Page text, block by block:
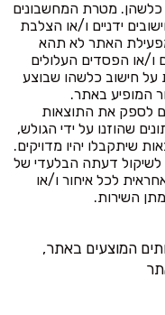
כלשהן. מטרת המחשבונים
ידניים ו/או הצלבת
האתר לא תהא
ו/או הפסדים העלולים
חישוב כלשהו שבוצע
המופיע באתר.
לספק את התוצאות
שהוזנו על ידי הגולש,
שיתקבלו יהיו מדויקים.
דעתה הבלעדי של
לכל איחור ו/או
השירות.
המוצעים באתר,